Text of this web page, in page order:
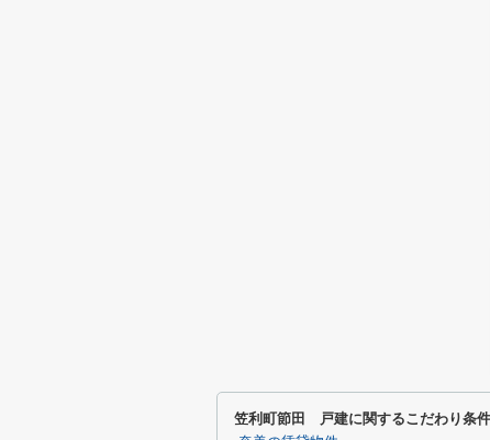
笠利町節田 戸建に関するこだわり条